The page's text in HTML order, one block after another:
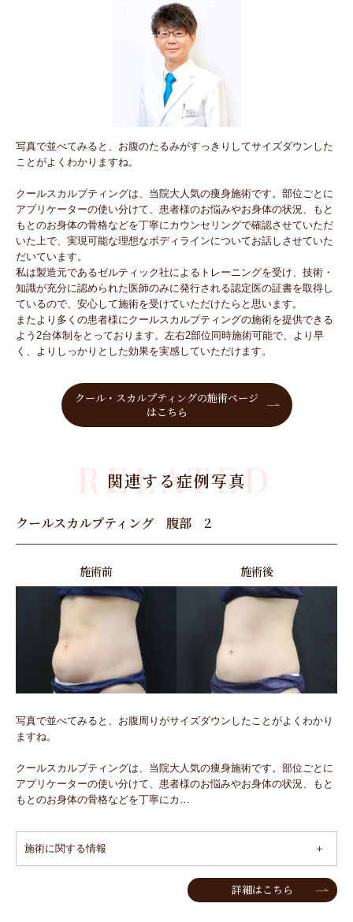
写真で並べてみると、お腹のたるみがすっきりしてサイズダウンした
ことがよくわかりますね。
クールスカルプティングは、当院大人気の痩身施術です。部位ごとに
アプリケーターの使い分けて、患者様のお悩みやお身体の状況、もと
もとのお身体の骨格などを丁寧にカウンセリングで確認させていただ
いた上で、実現可能な理想なボディラインについてお話しさせていた
だいています。
私は製造元であるゼルティック社によるトレーニングを受け、技術・
知識が充分に認められた医師のみに発行される認定医の証書を取得し
ているので、安心して施術を受けていただけたらと思います。
またより多くの患者様にクールスカルプティングの施術を提供できる
よう2台体制をとっております。左右2部位同時施術可能で、より早
く、よりしっかりとした効果を実感していただけます。
クール・スカルプティングの施術ページ
はこちら
関連する症例写真
RELATED
クールスカルプティング 腹部 2
施術前 施術後
写真で並べてみると、お腹周りがサイズダウンしたことがよくわかり
ますね。
クールスカルプティングは、当院大人気の痩身施術です。部位ごとに
アプリケーターの使い分けて、患者様のお悩みやお身体の状況、もと
もとのお身体の骨格などを丁寧にカ…
施術に関する情報
詳細はこちら